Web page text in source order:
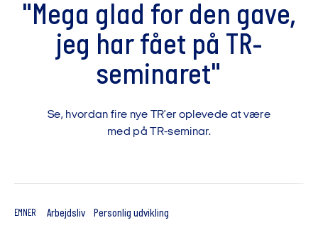
"Mega glad for den gave,
jeg har fået på TR-
seminaret"
Se, hvordan fire nye TR'er oplevede at være
med på TR-seminar.
EMNER Arbejdsliv Personlig udvikling